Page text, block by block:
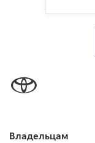
Владельцам